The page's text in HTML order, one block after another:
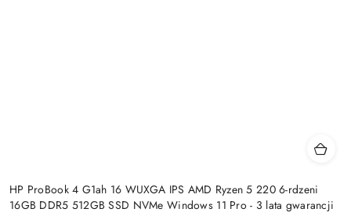
HP ProBook 4 G1ah 16 WUXGA IPS AMD Ryzen 5 220 6-rdzeni
16GB DDR5 512GB SSD NVMe Windows 11 Pro - 3 lata gwarancji